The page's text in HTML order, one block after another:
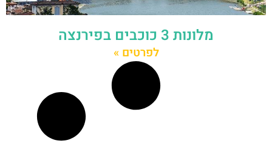
מלונות 3 כוכבים בפירנצה
לפרטים »